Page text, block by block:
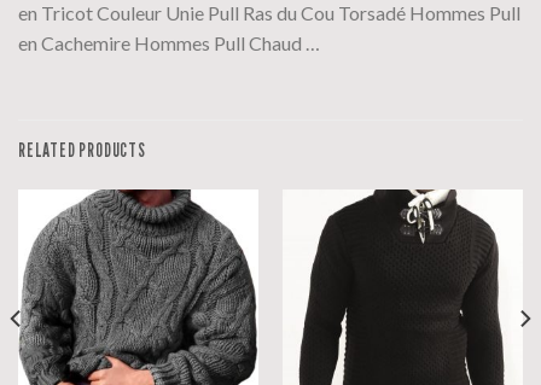
en Tricot Couleur Unie Pull Ras du Cou Torsadé Hommes Pull
en Cachemire Hommes Pull Chaud …
RELATED PRODUCTS